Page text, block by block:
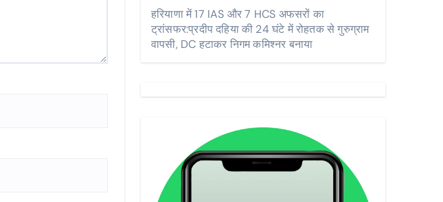
हरियाणा में 17 IAS और 7 HCS अफसरों का
ट्रांसफर:प्रदीप दहिया की 24 घंटे में रोहतक से गुरुग्राम
वापसी, DC हटाकर निगम कमिश्नर बनाया